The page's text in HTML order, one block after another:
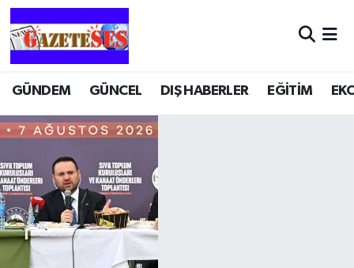
GÜNDEM GÜNCEL DIŞ HABERLER EĞİTİM